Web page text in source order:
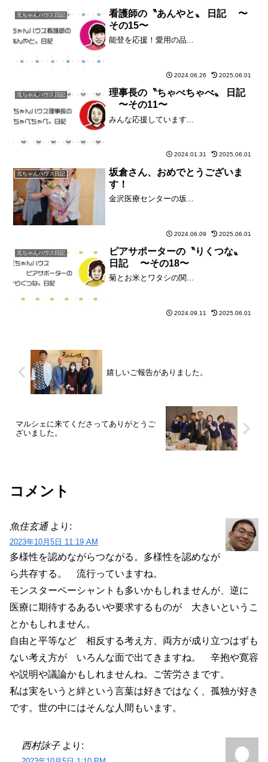
元ちゃんハウス日記
看護師の〝あんやと〟 日記 〜
その15〜
能登を応援！愛用の品...
2024.06.26 2025.06.01
元ちゃんハウス日記
理事長の〝ちゃべちゃべ〟 日記
〜その11〜
みんな応援しています...
2024.01.31 2025.06.01
元ちゃんハウス日記
坂倉さん、おめでとうございま
す！
金沢医療センターの坂...
2024.06.09 2025.06.01
元ちゃんハウス日記
ピアサポーターの〝りくつな〟
日記 〜その18〜
菊とお米とワタシの関...
2024.09.11 2025.06.01
嬉しいご報告がありました。
マルシェに来てくださってありがとうご
ざいました。
コメント
魚住玄通 より:
2023年10月5日 11:19 AM
多様性を認めながらつながる。多様性を認めなが
ら共存する。 流行っていますね。
モンスターペーシャントも多いかもしれませんが、逆に
医療に期待するあるいや要求するものが 大きいというこ
とかもしれません。
自由と平等など 相反する考え方、両方が成り立つはずも
ない考え方が いろんな面で出てきますね。 辛抱や寛容
や説明や議論かもしれませんね。ご苦労さまです。
私は実をいうと絆という言葉は好きではなく、孤独が好き
です。世の中にはそんな人間もいます。
西村詠子 より: